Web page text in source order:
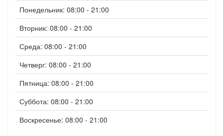
Понедельник: 08:00 - 21:00
Вторник: 08:00 - 21:00
Среда: 08:00 - 21:00
Четверг: 08:00 - 21:00
Пятница: 08:00 - 21:00
Суббота: 08:00 - 21:00
Воскресенье: 08:00 - 21:00